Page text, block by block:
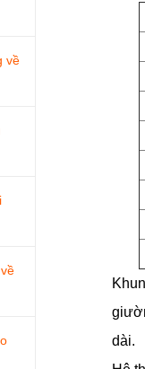
về
dài.